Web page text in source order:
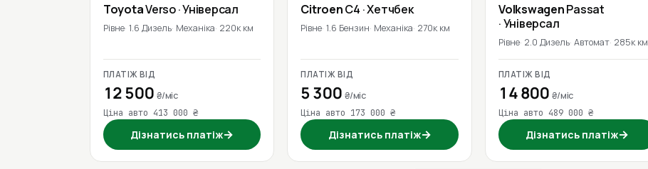
ToyotaVerso· Універсал
Рівне 1.6 Дизель Механіка 220к км
ПЛАТІЖ ВІД
12 500 ₴/міс
Ціна авто 413 000 ₴
Дізнатись платіж→
CitroenC4 · Хетчбек
Рівне 1.6 Бензин Механіка 270к км
ПЛАТІЖ ВІД
5 300 ₴/міс
Ціна авто 173 000 ₴
Дізнатись платіж→
VolkswagenPassat
· Універсал
Рівне 2.0 Дизель Автомат 285к км
ПЛАТІЖ ВІД
14 800 ₴/міс
Ціна авто 489 000 ₴
Дізнатись платіж→